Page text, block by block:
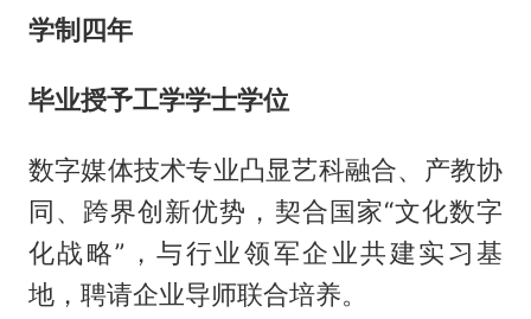
学制四年
毕业授予工学学士学位
数字媒体技术专业凸显艺科融合、产教协
同、跨界创新优势，契合国家“文化数字
化战略”，与行业领军企业共建实习基
地，聘请企业导师联合培养。